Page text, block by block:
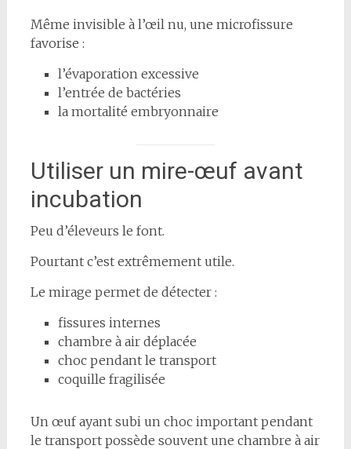
Même invisible à l’œil nu, une microfissure
favorise :
l’évaporation excessive
l’entrée de bactéries
la mortalité embryonnaire
Utiliser un mire-œuf avant
incubation
Peu d’éleveurs le font.
Pourtant c’est extrêmement utile.
Le mirage permet de détecter :
fissures internes
chambre à air déplacée
choc pendant le transport
coquille fragilisée
Un œuf ayant subi un choc important pendant
le transport possède souvent une chambre à air